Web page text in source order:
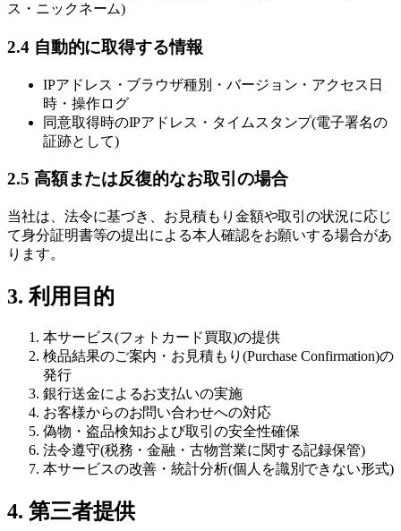
ス・ニックネーム)
2.4 自動的に取得する情報
IPアドレス・ブラウザ種別・バージョン・アクセス日
時・操作ログ
同意取得時のIPアドレス・タイムスタンプ(電子署名の
証跡として)
2.5 高額または反復的なお取引の場合
当社は、法令に基づき、お見積もり金額や取引の状況に応じ
て身分証明書等の提出による本人確認をお願いする場合があ
ります。
3. 利用目的
本サービス(フォトカード買取)の提供
検品結果のご案内・お見積もり(Purchase Confirmation)の
発行
銀行送金によるお支払いの実施
お客様からのお問い合わせへの対応
偽物・盗品検知および取引の安全性確保
法令遵守(税務・金融・古物営業に関する記録保管)
本サービスの改善・統計分析(個人を識別できない形式)
4. 第三者提供